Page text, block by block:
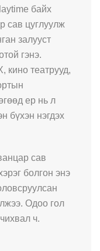
байх
сав цуглуулж
залууст
гэнэ.
кино театрууд,
ер нь л
бүхэн нэгдэх
сав
болгон энэ
Одоо гол
ч.